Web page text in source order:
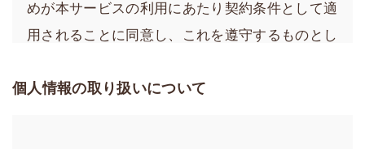
めが本サービスの利用にあたり契約条件として適
用されることに同意し、これを遵守するものとし
個人情報の取り扱いについて